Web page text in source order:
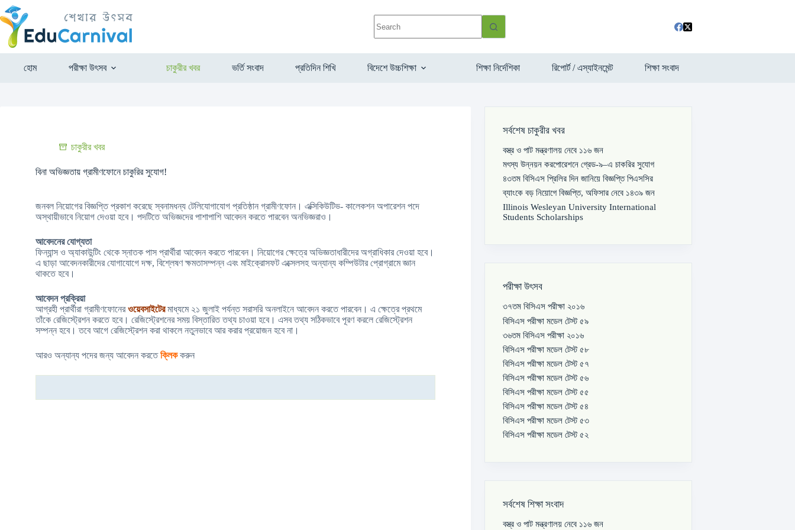
হোম পরীক্ষা উৎসব চাকুরীর খবর ভর্তি সংবাদ প্রতিদিন শিখি বিদেশে উচ্চশিক্ষা শিক্ষা নির্দেশিকা রিপোর্ট / এস্যাইনমেন্ট শিক্ষা সংবাদ
চাকুরীর খবর
বিনা অভিজ্ঞতায় গ্রামীণফোনে চাকুরির সুযোগ!
জনবল নিয়োগের বিজ্ঞপ্তি প্রকাশ করেছে স্বনামধন্য টেলিযোগাযোগ প্রতিষ্ঠান গ্রামীণফোন। এক্সিকিউটিভ- কালেকশন অপারেশন পদে
অস্থায়ীভাবে নিয়োগ দেওয়া হবে। পদটিতে অভিজ্ঞদের পাশাপাশি আবেদন করতে পারবেন অনভিজ্ঞরাও।
আবেদনের যোগ্যতা
ফিন্যান্স ও অ্যাকাউন্টিং থেকে স্নাতক পাস প্রার্থীরা আবেদন করতে পারবেন। নিয়োগের ক্ষেত্রে অভিজ্ঞতাধারীদের অগ্রাধিকার দেওয়া হবে।
এ ছাড়া আবেদনকারীদের যোগাযোগে দক্ষ, বিশ্লেষণ ক্ষমতাসম্পন্ন এবং মাইক্রোসফট এক্সেলসহ অন্যান্য কম্পিউটার প্রোগ্রামে জ্ঞান
থাকতে হবে।
আবেদন প্রক্রিয়া
আগ্রহী প্রার্থীরা গ্রামীণফোনেরওয়েবসাইটেরমাধ্যমে ২১ জুলাই পর্যন্ত সরাসরি অনলাইনে আবেদন করতে পারবেন। এ ক্ষেত্রে প্রথমে
তাঁকে রেজিস্ট্রেশন করতে হবে। রেজিস্ট্রেশনের সময় বিস্তারিত তথ্য চাওয়া হবে। এসব তথ্য সঠিকভাবে পূরণ করলে রেজিস্ট্রেশন
সম্পন্ন হবে। তবে আগে রেজিস্ট্রেশন করা থাকলে নতুনভাবে আর করার প্রয়োজন হবে না।
আরও অন্যান্য পদের জন্য আবেদন করতেক্লিককরুন
সর্বশেষ চাকুরীর খবর
বস্ত্র ও পাট মন্ত্রণালয় নেবে ১১৬ জন
মৎস্য উন্নয়ন করপোরেশনে গ্রেড-৯–এ চাকরির সুযোগ
৪৩তম বিসিএস প্রিলির দিন জানিয়ে বিজ্ঞপ্তি পিএসসির
ব্যাংকে বড় নিয়োগে বিজ্ঞপ্তি, অফিসার নেবে ১৪৩৯ জন
Illinois Wesleyan University International
Students Scholarships
পরীক্ষা উৎসব
৩৭তম বিসিএস পরীক্ষা ২০১৬
বিসিএস পরীক্ষা মডেল টেস্ট ৫৯
৩৬তম বিসিএস পরীক্ষা ২০১৬
বিসিএস পরীক্ষা মডেল টেস্ট ৫৮
বিসিএস পরীক্ষা মডেল টেস্ট ৫৭
বিসিএস পরীক্ষা মডেল টেস্ট ৫৬
বিসিএস পরীক্ষা মডেল টেস্ট ৫৫
বিসিএস পরীক্ষা মডেল টেস্ট ৫৪
বিসিএস পরীক্ষা মডেল টেস্ট ৫৩
বিসিএস পরীক্ষা মডেল টেস্ট ৫২
সর্বশেষ শিক্ষা সংবাদ
বস্ত্র ও পাট মন্ত্রণালয় নেবে ১১৬ জন